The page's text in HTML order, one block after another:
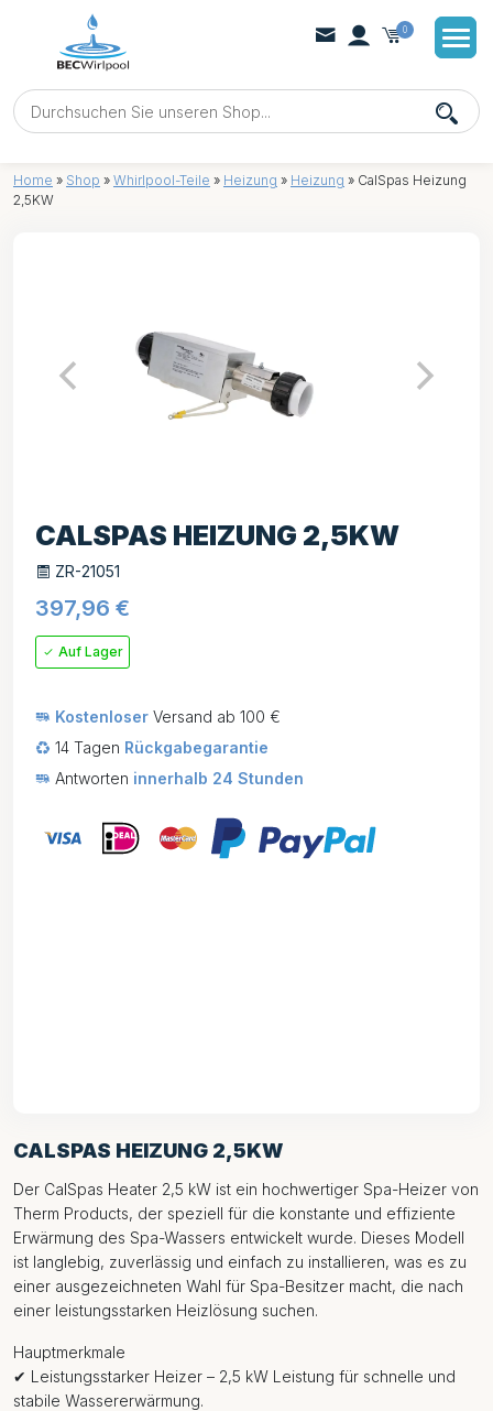
0
Home » Shop » Whirlpool-Teile » Heizung » Heizung » CalSpas Heizung
2,5KW
CALSPAS HEIZUNG 2,5KW
Der CalSpas Heater 2,5 kW ist ein hochwertiger Spa-Heizer von
Therm Products, der speziell für die konstante und effiziente
Erwärmung des Spa-Wassers entwickelt wurde. Dieses Modell
ist langlebig, zuverlässig und einfach zu installieren, was es zu
einer ausgezeichneten Wahl für Spa-Besitzer macht, die nach
einer leistungsstarken Heizlösung suchen.
Hauptmerkmale
✔ Leistungsstarker Heizer – 2,5 kW Leistung für schnelle und
stabile Wassererwärmung.
CALSPAS HEIZUNG 2,5KW
ZR-21051
397,96 €
Auf Lager
Kostenloser Versand ab 100 €
14 Tagen Rückgabegarantie
Antworten innerhalb 24 Stunden